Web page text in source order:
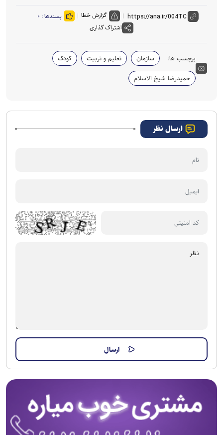
گزارش خطا پسندها : ۰
اشتراک گذاری
برچسب ها: سازمان تعلیم و تربیت
کودک
حمیدرضا شیخ الاسلام
ارسال نظر